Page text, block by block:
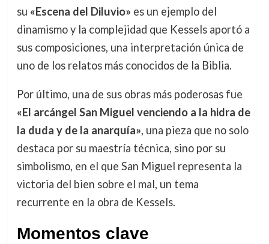
su «Escena del Diluvio» es un ejemplo del
dinamismo y la complejidad que Kessels aportó a
sus composiciones, una interpretación única de
uno de los relatos más conocidos de la Biblia.
Por último, una de sus obras más poderosas fue
«El arcángel San Miguel venciendo a la hidra de
la duda y de la anarquía», una pieza que no solo
destaca por su maestría técnica, sino por su
simbolismo, en el que San Miguel representa la
victoria del bien sobre el mal, un tema
recurrente en la obra de Kessels.
Momentos clave